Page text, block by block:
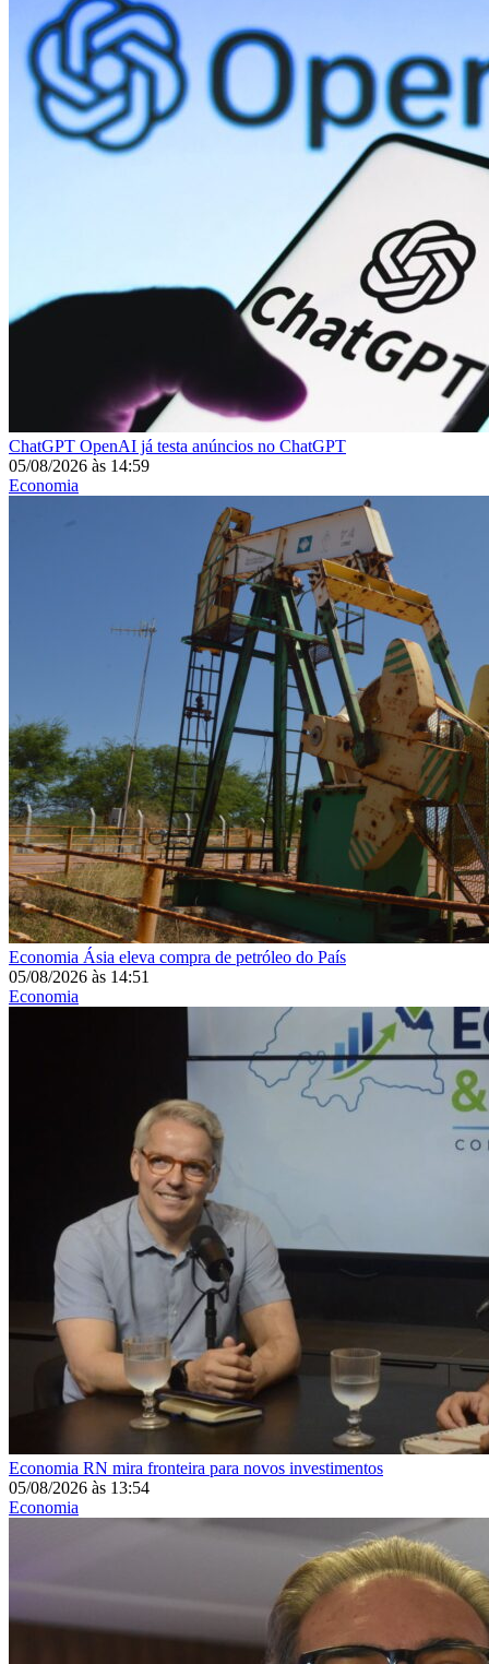
ChatGPT OpenAI já testa anúncios no ChatGPT
05/08/2026 às 14:59
Economia
Economia Ásia eleva compra de petróleo do País
05/08/2026 às 14:51
Economia
Economia RN mira fronteira para novos investimentos
05/08/2026 às 13:54
Economia